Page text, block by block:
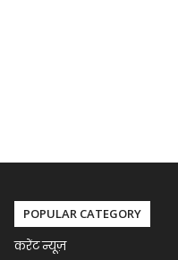
POPULAR CATEGORY
करेंट न्यूज़